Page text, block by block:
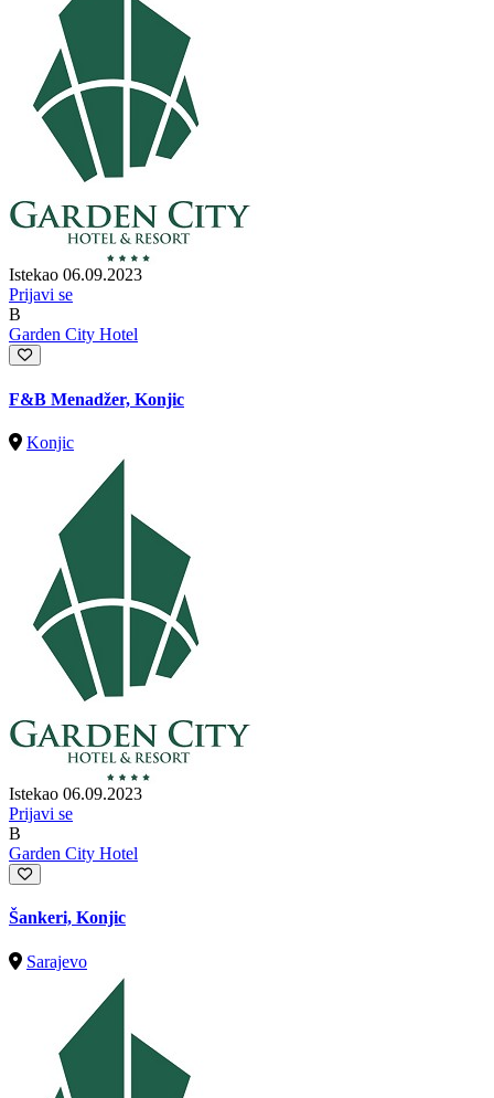
Istekao 06.09.2023
Prijavi se
B
Garden City Hotel
F&B Menadžer, Konjic
Konjic
Istekao 06.09.2023
Prijavi se
B
Garden City Hotel
Šankeri, Konjic
Sarajevo